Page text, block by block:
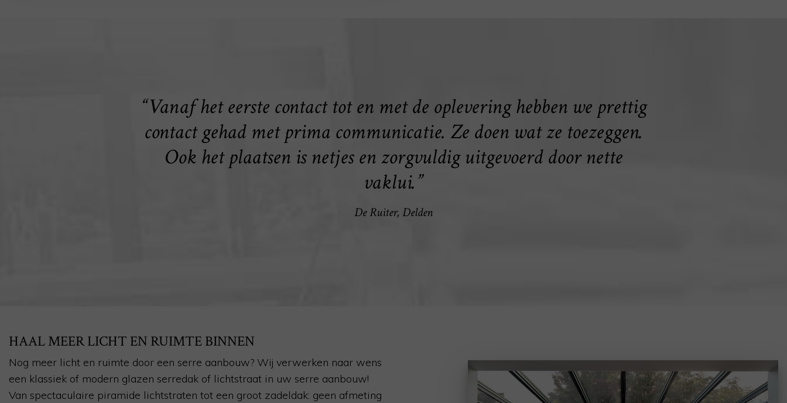
“Vanaf het eerste contact tot en met de oplevering hebben we prettig
contact gehad met prima communicatie. Ze doen wat ze toezeggen.
Ook het plaatsen is netjes en zorgvuldig uitgevoerd door nette
vaklui.”
De Ruiter, Delden
HAAL MEER LICHT EN RUIMTE BINNEN
Nog meer licht en ruimte door een serre aanbouw? Wij verwerken naar wens
een klassiek of modern glazen serredak of lichtstraat in uw serre aanbouw!
Van spectaculaire piramide lichtstraten tot een groot zadeldak: geen afmeting